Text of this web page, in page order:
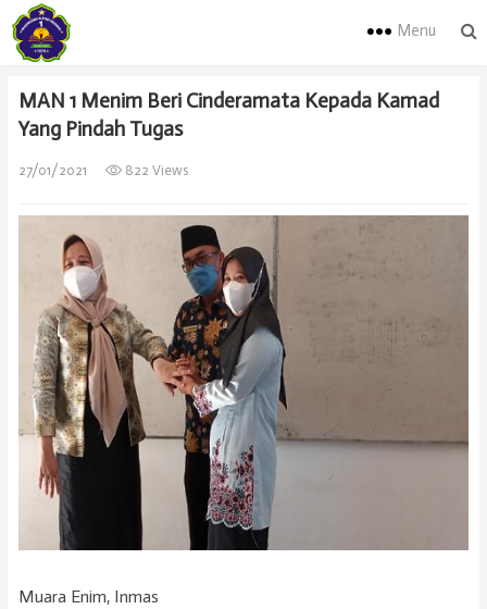
Menu
MAN 1 Menim Beri Cinderamata Kepada Kamad
Yang Pindah Tugas
27/01/2021 822 Views
Muara Enim, Inmas